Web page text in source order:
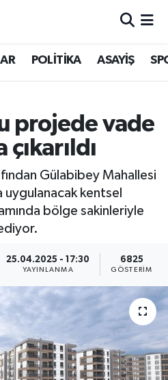
POLİTİKA ASAYİŞ
projede vade
Gülabibey Mahallesi
uygulanacak kentsel
bölge sakinleriyle
25.04.2025 - 17:30
YAYINLANMA
6825
GÖSTERIM
ve Fikstür